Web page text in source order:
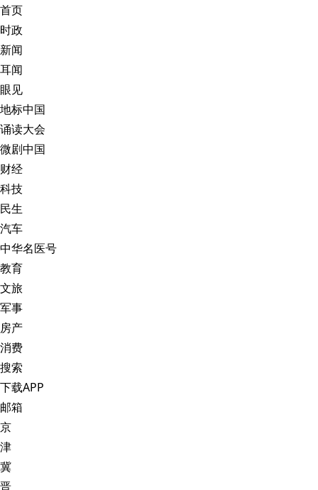
首页
时政
新闻
耳闻
眼见
地标中国
诵读大会
微剧中国
财经
科技
民生
汽车
中华名医号
教育
文旅
军事
房产
消费
搜索
下载APP
邮箱
京
津
冀
晋